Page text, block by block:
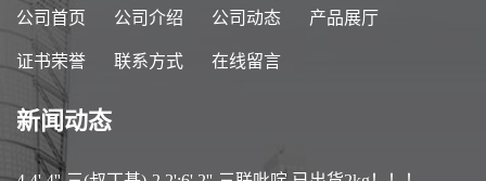
公司首页 公司介绍 公司动态 产品展厅
证书荣誉 联系方式 在线留言
新闻动态